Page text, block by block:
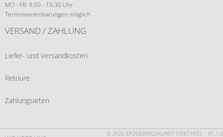
MO - FR: 9:00 - 15:30 Uhr
Terminvereinbarungen möglich.
VERSAND / ZAHLUNG
Liefer- und Versandkosten
Retoure
Zahlungsarten
© 2026 ERZGEBIRGSKUNST DRECHSEL - V1.1.0